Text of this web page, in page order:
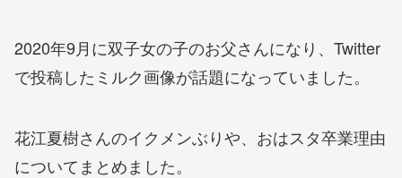
2020年9月に双子女の子のお父さんになり、Twitter
で投稿したミルク画像が話題になっていました。
花江夏樹さんのイクメンぶりや、おはスタ卒業理由
についてまとめました。